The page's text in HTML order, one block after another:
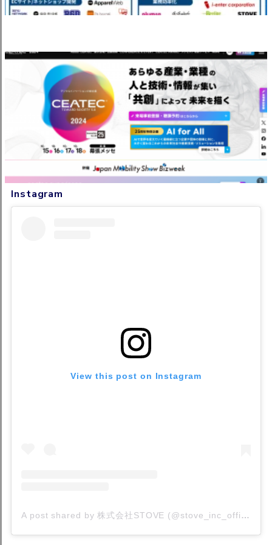
Instagram
View this post on Instagram
A post shared by 株式会社STOVE (@stove_inc_official)